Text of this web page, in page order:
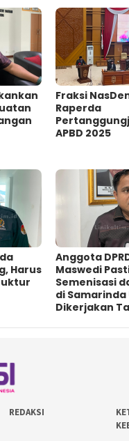
Fraksi
Raperda
APBD 2025
Harus
Anggota
Maswedi
Semenisasi
di
Dikerjakan
REDAKSI